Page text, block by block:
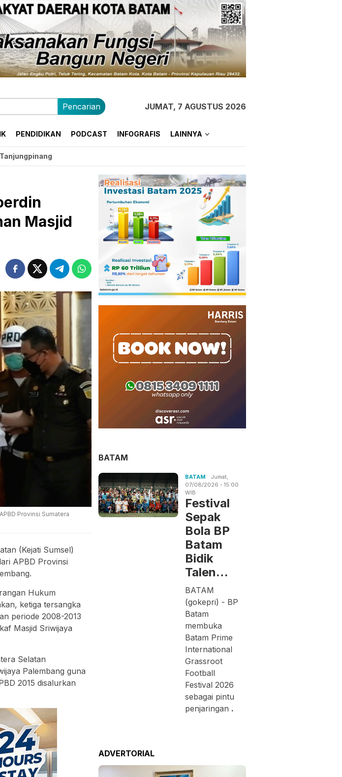
Pencarian JUMAT, 7 AGUSTUS 2026
PENDIDIKAN PODCAST INFOGRAFIS LAINNYA
Tanjungpinang
Masjid
Provinsi Sumatera
(Kejati Sumsel)
APBD Provinsi
Hukum
ketiga tersangka
periode 2008-2013
Masjid Sriwijaya
Selatan
Palembang guna
2015 disalurkan
BATAM
BATAM
Jumat,
07/08/2026 - 15:00
WIB
Festival
Sepak
Bola BP
Batam
Bidik
Talen…
BATAM
(gokepri) - BP
Batam
membuka
Batam Prime
International
Grassroot
Football
Festival 2026
sebagai pintu
penjaringan .
ADVERTORIAL